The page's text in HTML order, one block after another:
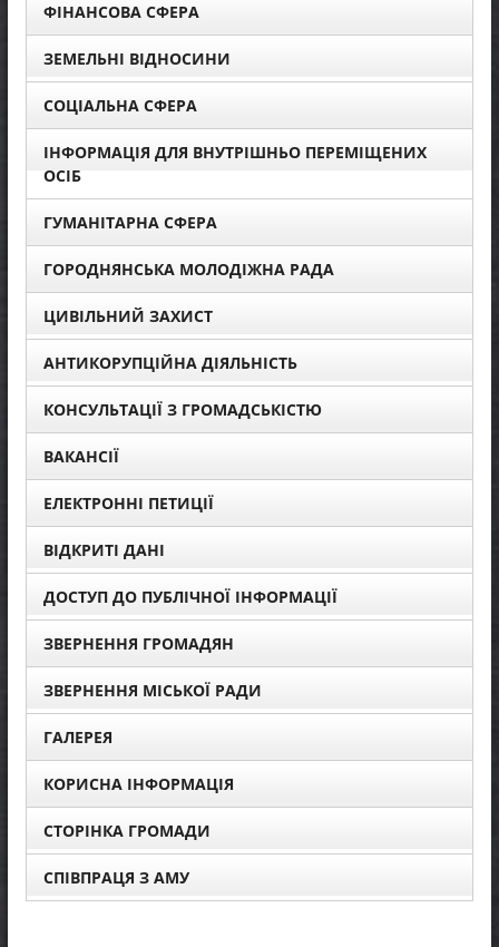
ФІНАНСОВА СФЕРА
ЗЕМЕЛЬНІ ВІДНОСИНИ
СОЦІАЛЬНА СФЕРА
ІНФОРМАЦІЯ ДЛЯ ВНУТРІШНЬО ПЕРЕМІЩЕНИХ
ОСІБ
ГУМАНІТАРНА СФЕРА
ГОРОДНЯНСЬКА МОЛОДІЖНА РАДА
ЦИВІЛЬНИЙ ЗАХИСТ
АНТИКОРУПЦІЙНА ДІЯЛЬНІСТЬ
КОНСУЛЬТАЦІЇ З ГРОМАДСЬКІСТЮ
ВАКАНСІЇ
ЕЛЕКТРОННІ ПЕТИЦІЇ
ВІДКРИТІ ДАНІ
ДОСТУП ДО ПУБЛІЧНОЇ ІНФОРМАЦІЇ
ЗВЕРНЕННЯ ГРОМАДЯН
ЗВЕРНЕННЯ МІСЬКОЇ РАДИ
ГАЛЕРЕЯ
КОРИСНА ІНФОРМАЦІЯ
СТОРІНКА ГРОМАДИ
СПІВПРАЦЯ З АМУ